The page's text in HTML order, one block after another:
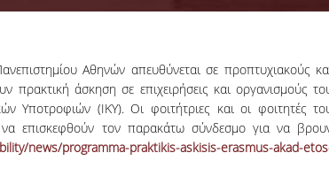
Αθηνών απευθύνεται σε προπτυχιακούς
πρακτική άσκηση σε επιχειρήσεις και οργανισμούς
Υποτροφιών (ΙΚΥ). Οι φοιτήτριες και οι φοιτητές
επισκεφθούν τον παρακάτω σύνδεσμο για να
news/programma-praktikis-askisis-erasmus-akad-
02
06, 2026
Digital Humanities
ATRIUM
Training Visits at
across Europe